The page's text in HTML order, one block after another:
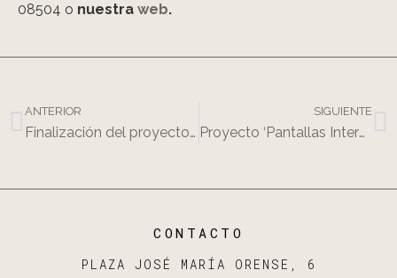
08504 o nuestra web.
ANTERIOR
Finalización del proyecto Enfermera Gestora de Casos como pilar fundamental en la unión del sistema sanitario y los centros sociosanitarios
SIGUIENTE
Proyecto ‘Pantallas Interactivas: una ventana abierta a un mundo de posibilidades’
CONTACTO
PLAZA JOSÉ MARÍA ORENSE, 6